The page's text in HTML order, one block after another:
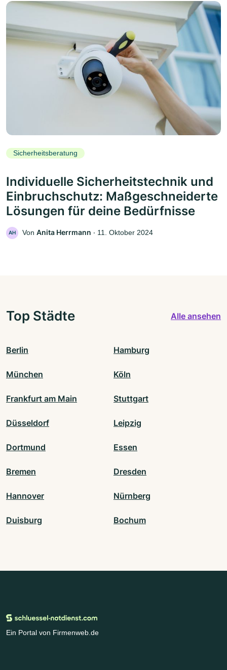
Sicherheitsberatung
Individuelle Sicherheitstechnik und
Einbruchschutz: Maßgeschneiderte
Lösungen für deine Bedürfnisse
AH Von Anita Herrmann ‧ 11. Oktober 2024
Top Städte Alle ansehen
Berlin Hamburg
München Köln
Frankfurt am Main Stuttgart
Düsseldorf Leipzig
Dortmund Essen
Bremen Dresden
Hannover Nürnberg
Duisburg Bochum
Ein Portal von Firmenweb.de